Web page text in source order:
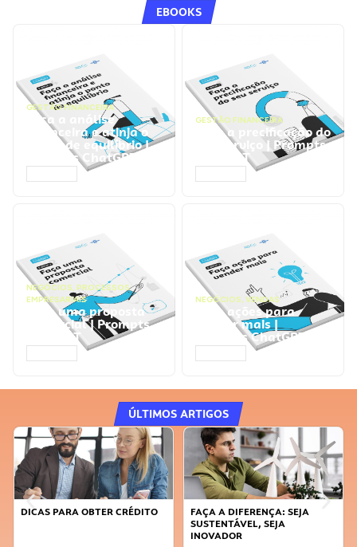
EBOOKS
GESTÃO FINANCEIRA
Faça a análise
financeira e atinja o
ponto de equilíbrio |
Prompts ChatGPT
GESTÃO FINANCEIRA
Faça a precificação do
seu serviço | Prompts
ChatGPT
NEGÓCIOS, PROCESSOS
EMPRESARIAIS
Faça uma proposta
comercial | Prompts
ChatGPT
NEGÓCIOS, VENDAS
Faça ações para
vender mais |
Prompts ChatGPT
ÚLTIMOS ARTIGOS
DICAS PARA OBTER CRÉDITO
FAÇA A DIFERENÇA: SEJA
SUSTENTÁVEL, SEJA
INOVADOR